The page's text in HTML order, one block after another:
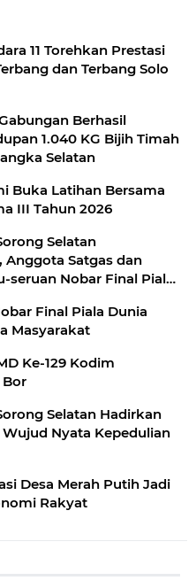
11 Torehkan Prestasi
dan Terbang Solo
Berhasil
1.040 KG Bijih Timah
Selatan
Buka Latihan Bersama
III Tahun 2026
Selatan
Anggota Satgas dan
seruan Nobar Final Piala
Final Piala Dunia
Masyarakat
Ke-129 Kodim
Bor
Selatan Hadirkan
Nyata Kepedulian
Desa Merah Putih Jadi
Rakyat